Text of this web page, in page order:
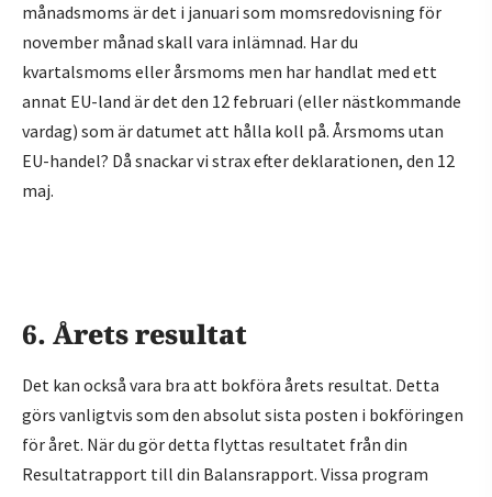
månadsmoms är det i januari som momsredovisning för
november månad skall vara inlämnad. Har du
kvartalsmoms eller årsmoms men har handlat med ett
annat EU-land är det den 12 februari (eller nästkommande
vardag) som är datumet att hålla koll på. Årsmoms utan
EU-handel? Då snackar vi strax efter deklarationen, den 12
maj.
6. Årets resultat
Det kan också vara bra att bokföra årets resultat. Detta
görs vanligtvis som den absolut sista posten i bokföringen
för året. När du gör detta flyttas resultatet från din
Resultatrapport till din Balansrapport. Vissa program